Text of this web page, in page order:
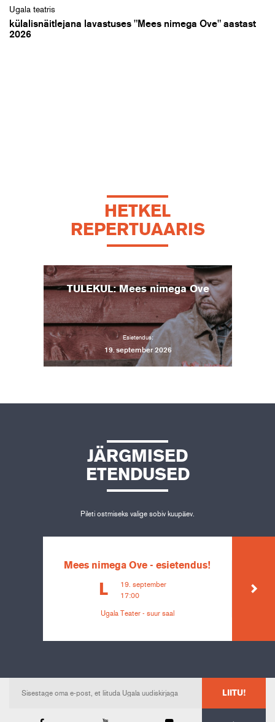
Ugala teatris
külalisnäitlejana lavastuses "Mees nimega Ove" aastast
2026
HETKEL
REPERTUAARIS
TULEKUL: Mees nimega Ove
Esietendus:
19. september 2026
JÄRGMISED
ETENDUSED
Pileti ostmiseks valige sobiv kuupäev.
Mees nimega Ove - esietendus!
L
19. september
17:00
Ugala Teater - suur saal
LIITU!